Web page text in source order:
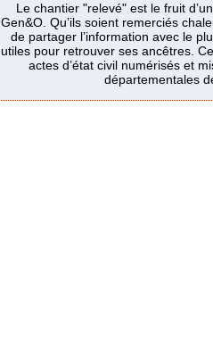
Le chantier "relevé" est le fruit
Gen&O. Qu’ils soient remerciés
de partager l’information avec le
utiles pour retrouver ses ancêtres.
actes d’état civil numérisés et
départementales